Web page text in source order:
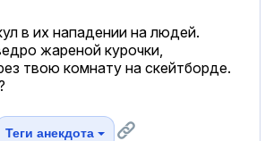
в их нападении на людей.
жареной курочки,
твою комнату на скейтборде.
Теги анекдота